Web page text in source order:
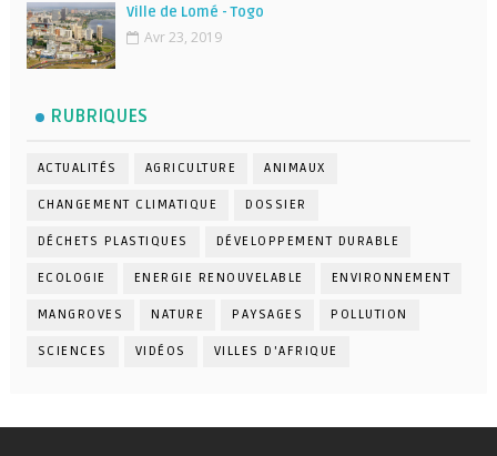
Ville de Lomé - Togo
Avr 23, 2019
RUBRIQUES
ACTUALITÉS AGRICULTURE ANIMAUX
CHANGEMENT CLIMATIQUE DOSSIER
DÉCHETS PLASTIQUES DÉVELOPPEMENT DURABLE
ECOLOGIE ENERGIE RENOUVELABLE ENVIRONNEMENT
MANGROVES NATURE PAYSAGES POLLUTION
SCIENCES VIDÉOS VILLES D'AFRIQUE